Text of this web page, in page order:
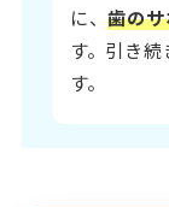
に、歯の
す。引き
す。